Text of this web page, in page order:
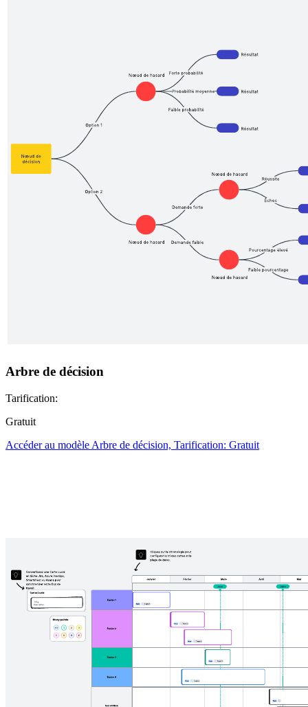
Arbre de décision
Tarification:
Gratuit
Accéder au modèle Arbre de décision, Tarification: Gratuit